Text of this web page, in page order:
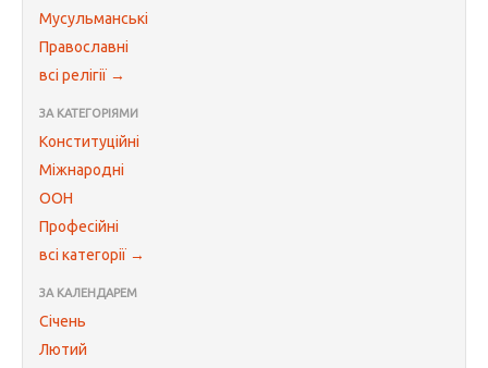
Мусульманські
Православні
всі релігії →
ЗА КАТЕГОРІЯМИ
Конституційні
Міжнародні
ООН
Професійні
всі категорії →
ЗА КАЛЕНДАРЕМ
Січень
Лютий